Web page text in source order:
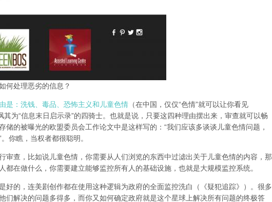
何处理恶劣的信息？
是：洗钱、毒品、恐怖主义和儿童色情 （在中国，仅仅“色情”就可以让你看见
为“信息末日启示录”的四骑士。也就是说，只要这四种理由摆出来，审查就可以畅
储的被曝光的欧盟委员会工作论文中是这样写的：“我们应该多谈谈儿童色情问题，
你瞧，当权者都很聪明。
审查，比如说儿童色情，你需要从人们浏览的东西中过滤出关于儿童色情的内容，那
都在做什么，你需要建立能够监控所有人的基础设施，也就是大规模监控系统。
好的，连美剧创作都在使用这种逻辑为政府的全面监控洗白（《疑犯追踪》）。 很多
们解决的问题多得多，而你又如何确定政府就是这个星球上解决所有问题的终极答